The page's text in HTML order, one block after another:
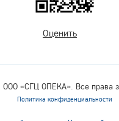
Оценить
ООО «СГЦ ОПЕКА». Все права
Политика конфиденциальности